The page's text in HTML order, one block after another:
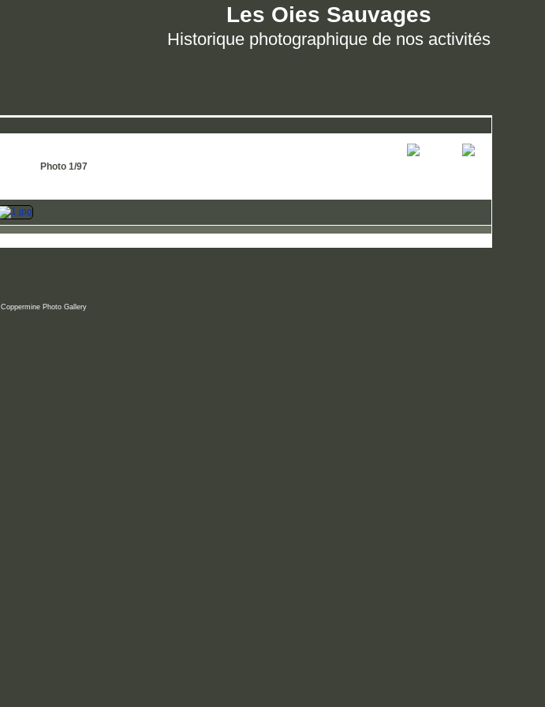
Les Oies Sauvages
Historique photographique de nos activités
Photo 1/97
Coppermine Photo Gallery